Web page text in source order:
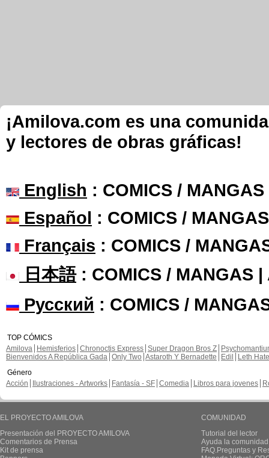
¡Amilova.com es una
y lectores de obras gráficas!
English : COMICS /
Español : COMICS /
Français : COMICS /
日本語: COMICS / MANGAS |
Русский : COMICS /
TOP CÓMICS
Amilova
Hemisferios Chronoctis Express Super Dragon Bros Z
Bienvenidos A República Gada Only Two Astaroth Y Bernadette Edil
Leth Hate
Género
Acción
Ilustraciones - Artworks Fantasía - SF Comedia Libros para jovenes
EL PROYECTO AMILOVA
Presentación del PROYECTO AMILOVA
Comentarios de Prensa
Kit de prensa
COMUNIDAD
Tutorial del lector
Ayuda la
FAQ.Preguntas y